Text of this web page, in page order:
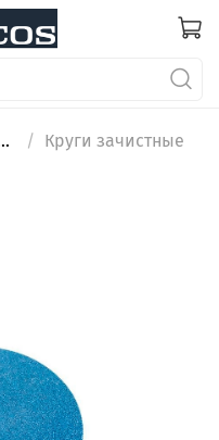
Круги зачистные